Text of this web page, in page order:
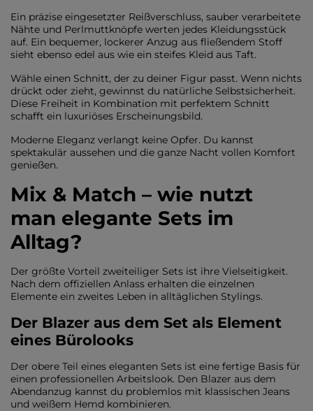
Ein präzise eingesetzter Reißverschluss, sauber verarbeitete
Nähte und Perlmuttknöpfe werten jedes Kleidungsstück
auf. Ein bequemer, lockerer Anzug aus fließendem Stoff
sieht ebenso edel aus wie ein steifes Kleid aus Taft.
Wähle einen Schnitt, der zu deiner Figur passt. Wenn nichts
drückt oder zieht, gewinnst du natürliche Selbstsicherheit.
Diese Freiheit in Kombination mit perfektem Schnitt
schafft ein luxuriöses Erscheinungsbild.
Moderne Eleganz verlangt keine Opfer. Du kannst
spektakulär aussehen und die ganze Nacht vollen Komfort
genießen.
Mix & Match – wie nutzt
man elegante Sets im
Alltag?
Der größte Vorteil zweiteiliger Sets ist ihre Vielseitigkeit.
Nach dem offiziellen Anlass erhalten die einzelnen
Elemente ein zweites Leben in alltäglichen Stylings.
Der Blazer aus dem Set als Element
eines Bürolooks
Der obere Teil eines eleganten Sets ist eine fertige Basis für
einen professionellen Arbeitslook. Den Blazer aus dem
Abendanzug kannst du problemlos mit klassischen Jeans
und weißem Hemd kombinieren.